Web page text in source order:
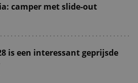
camper met slide-out
is een interessant geprijsde